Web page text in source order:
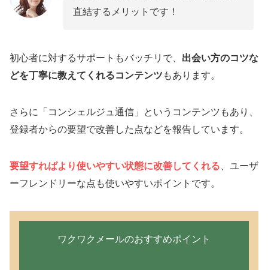
直結するメリットです！
初心者に対するサポートもバッチリで、 出会い方のコツな
どを丁寧に教えてくれるコンテンツ もあります。
さらに「コンシェルジュ通信」というコンテンツもあり、
登録者からの要望で改善した点などを報告しています。
要望すればより使いやすい状態に改善してくれる 、ユーザ
ーフレンドリーな点も使いやすいポイントです。
ワクワクメールのおすすめポイント